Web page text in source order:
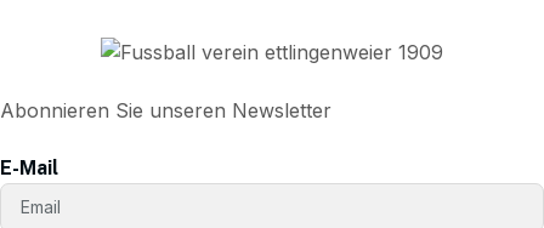
Abonnieren Sie unseren Newsletter
E-Mail